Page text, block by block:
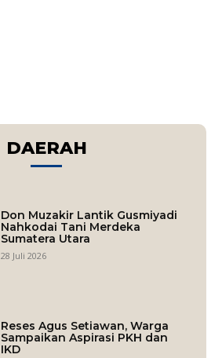
DAERAH
Don Muzakir Lantik Gusmiyadi
Nahkodai Tani Merdeka
Sumatera Utara
28 Juli 2026
Reses Agus Setiawan, Warga
Sampaikan Aspirasi PKH dan
IKD